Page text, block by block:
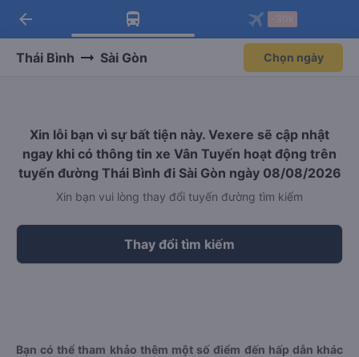
Tải app Vexere ngay!
Nhận ưu đãi thành viên độc
Mở app
Tải app Vexere
-30k/ghế khi đặt vé máy bay qua
Mở app
arrow_back
Thái Bình Sài Gòn Chọn ngày
Xin lỗi bạn vì sự bất tiện này. Vexere sẽ cập nhật
ngay khi có thông tin xe Vân Tuyến hoạt động trên
tuyến đường Thái Bình đi Sài Gòn ngày 08/08/2026
Xin bạn vui lòng thay đổi tuyến đường tìm kiếm
Thay đổi tìm kiếm
Bạn có thể tham khảo thêm một số điểm đến hấp dẫn khác